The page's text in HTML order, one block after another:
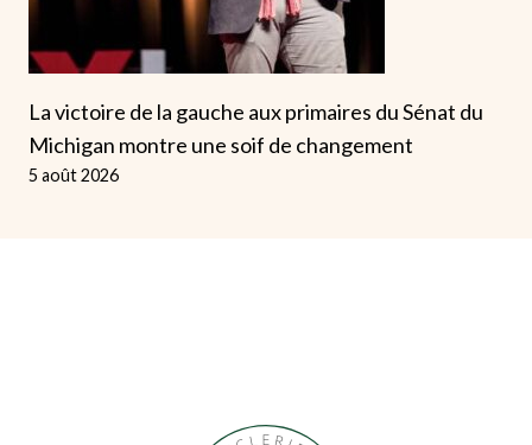
La victoire de la gauche aux primaires du Sénat du
Michigan montre une soif de changement
5 août 2026